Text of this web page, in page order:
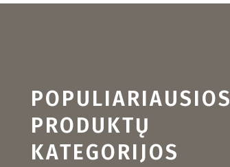
POPULIARIAUSIOS
PRODUKTŲ
KATEGORIJOS